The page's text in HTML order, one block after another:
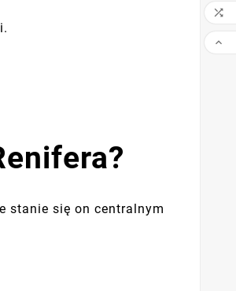
stanie się on centralnym

